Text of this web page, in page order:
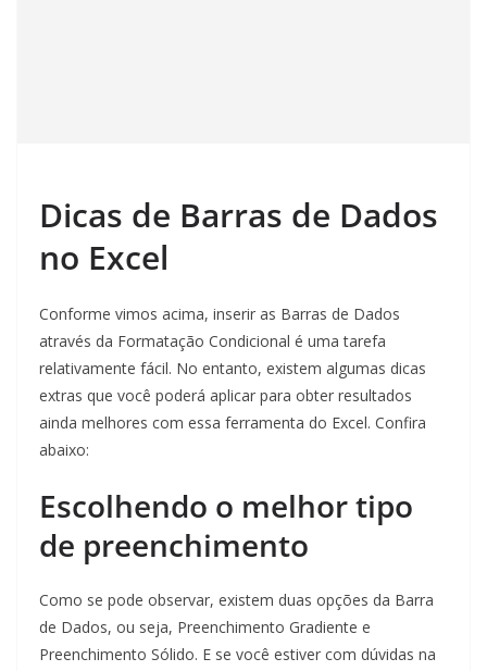
Dicas de Barras de Dados
no Excel
Conforme vimos acima, inserir as Barras de Dados
através da Formatação Condicional é uma tarefa
relativamente fácil. No entanto, existem algumas dicas
extras que você poderá aplicar para obter resultados
ainda melhores com essa ferramenta do Excel. Confira
abaixo:
Escolhendo o melhor tipo
de preenchimento
Como se pode observar, existem duas opções da Barra
de Dados, ou seja, Preenchimento Gradiente e
Preenchimento Sólido. E se você estiver com dúvidas na